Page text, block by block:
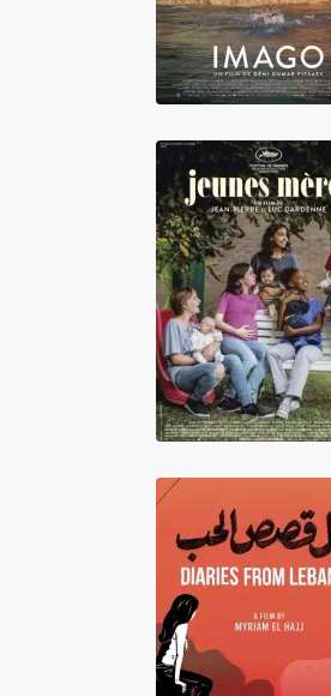
Jeunes mères
Journal intime du